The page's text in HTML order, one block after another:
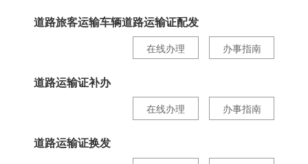
道路旅客运输车辆道路运输证配发
办事指南
在线办理
道路运输证补办
办事指南
在线办理
道路运输证换发